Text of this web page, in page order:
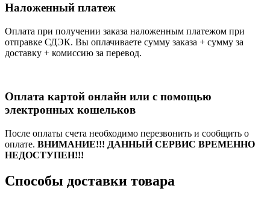
Наложенный платеж
Оплата при получении заказа наложенным платежом при
отправке СДЭК. Вы оплачиваете сумму заказа + сумму за
доставку + комиссию за перевод.
Оплата картой онлайн или с помощью
электронных кошельков
После оплаты счета необходимо перезвонить и сообщить о
оплате. ВНИМАНИЕ!!! ДАННЫЙ СЕРВИС ВРЕМЕННО
НЕДОСТУПЕН!!!
Способы доставки товара